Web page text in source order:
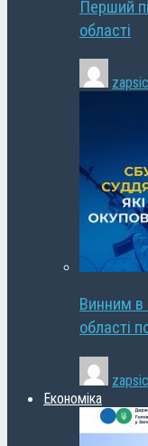
Перший
області
Винним в
області
Економіка